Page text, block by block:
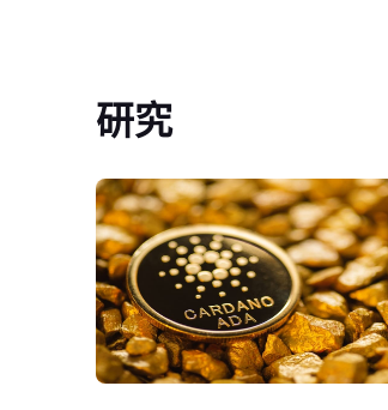
研究